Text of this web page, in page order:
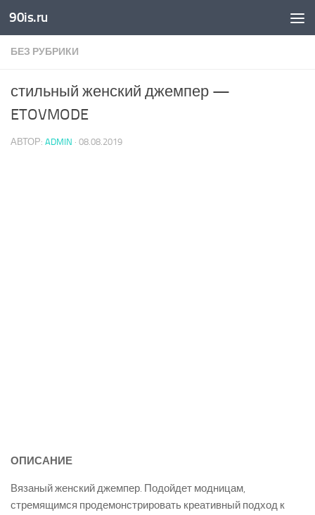
Skip to content
90is.ru
БЕЗ РУБРИКИ
стильный женский джемпер —
ETOVMODE
АВТОР: ADMIN · 08.08.2019
ОПИСАНИЕ
Вязаный женский джемпер. Подойдет модницам,
стремящимся продемонстрировать креативный подход к